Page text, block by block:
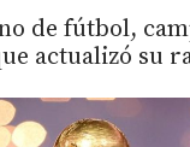
de fútbol,
actualizó